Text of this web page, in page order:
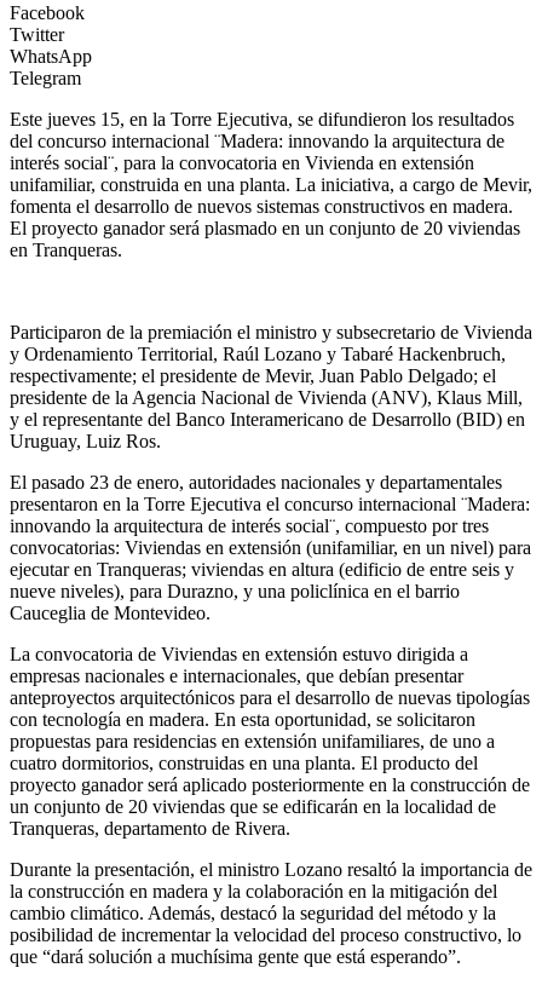
Facebook
Twitter
WhatsApp
Telegram
Este jueves 15, en la Torre Ejecutiva, se difundieron los resultados
del concurso internacional ¨Madera: innovando la arquitectura de
interés social¨, para la convocatoria en Vivienda en extensión
unifamiliar, construida en una planta. La iniciativa, a cargo de Mevir,
fomenta el desarrollo de nuevos sistemas constructivos en madera.
El proyecto ganador será plasmado en un conjunto de 20 viviendas
en Tranqueras.
Participaron de la premiación el ministro y subsecretario de Vivienda
y Ordenamiento Territorial, Raúl Lozano y Tabaré Hackenbruch,
respectivamente; el presidente de Mevir, Juan Pablo Delgado; el
presidente de la Agencia Nacional de Vivienda (ANV), Klaus Mill,
y el representante del Banco Interamericano de Desarrollo (BID) en
Uruguay, Luiz Ros.
El pasado 23 de enero, autoridades nacionales y departamentales
presentaron en la Torre Ejecutiva el concurso internacional ¨Madera:
innovando la arquitectura de interés social¨, compuesto por tres
convocatorias: Viviendas en extensión (unifamiliar, en un nivel) para
ejecutar en Tranqueras; viviendas en altura (edificio de entre seis y
nueve niveles), para Durazno, y una policlínica en el barrio
Cauceglia de Montevideo.
La convocatoria de Viviendas en extensión estuvo dirigida a
empresas nacionales e internacionales, que debían presentar
anteproyectos arquitectónicos para el desarrollo de nuevas tipologías
con tecnología en madera. En esta oportunidad, se solicitaron
propuestas para residencias en extensión unifamiliares, de uno a
cuatro dormitorios, construidas en una planta. El producto del
proyecto ganador será aplicado posteriormente en la construcción de
un conjunto de 20 viviendas que se edificarán en la localidad de
Tranqueras, departamento de Rivera.
Durante la presentación, el ministro Lozano resaltó la importancia de
la construcción en madera y la colaboración en la mitigación del
cambio climático. Además, destacó la seguridad del método y la
posibilidad de incrementar la velocidad del proceso constructivo, lo
que “dará solución a muchísima gente que está esperando”.